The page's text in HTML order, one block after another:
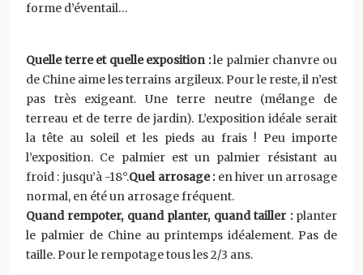
forme d’éventail…
Quelle terre et quelle exposition :le palmier chanvre ou
de Chine aime les terrains argileux. Pour le reste, il n’est
pas très exigeant. Une terre neutre (mélange de
terreau et de terre de jardin). L’exposition idéale serait
la tête au soleil et les pieds au frais ! Peu importe
l’exposition. Ce palmier est un palmier résistant au
froid : jusqu’à -18°.Quel arrosage :en hiver un arrosage
normal, en été un arrosage fréquent.
Quand rempoter, quand planter, quand tailler :planter
le palmier de Chine au printemps idéalement. Pas de
taille. Pour le rempotage tous les 2/3 ans.